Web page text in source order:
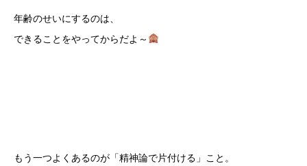
年齢のせいにするのは、
できることをやってからだよ～
もう一つよくあるのが「精神論で片付ける」こと。